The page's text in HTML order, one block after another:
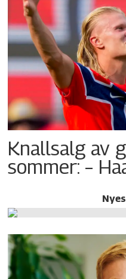
Knallsalg av
sommer: –